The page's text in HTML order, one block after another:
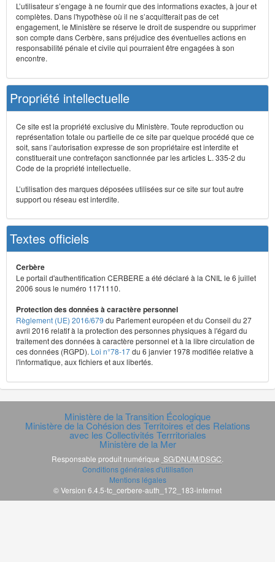
L’utilisateur s’engage à ne fournir que des informations exactes, à jour et
complètes. Dans l'hypothèse où il ne s’acquitterait pas de cet
engagement, le Ministère se réserve le droit de suspendre ou supprimer
son compte dans Cerbère, sans préjudice des éventuelles actions en
responsabilité pénale et civile qui pourraient être engagées à son
encontre.
Propriété intellectuelle
Ce site est la propriété exclusive du Ministère. Toute reproduction ou
représentation totale ou partielle de ce site par quelque procédé que ce
soit, sans l’autorisation expresse de son propriétaire est interdite et
constituerait une contrefaçon sanctionnée par les articles L. 335-2 du
Code de la propriété intellectuelle.
L’utilisation des marques déposées utilisées sur ce site sur tout autre
support ou réseau est interdite.
Textes officiels
Cerbère
Le portail d'authentification CERBERE a été déclaré à la CNIL le 6 juillet
2006 sous le numéro 1171110.
Protection des données à caractère personnel
Règlement (UE) 2016/679 du Parlement européen et du Conseil du 27
avril 2016 relatif à la protection des personnes physiques à l'égard du
traitement des données à caractère personnel et à la libre circulation de
ces données (RGPD). Loi n°78-17du 6 janvier 1978 modifiée relative à
l'informatique, aux fichiers et aux libertés.
Ministère de la Transition Écologique
Ministère de la Cohésion des Territoires et des Relations
avec les Collectivités Terrritoriales
Ministère de la Mer
Responsable produit numérique SG/DNUM/DSGC
Conditions générales d'utilisation
Mentions légales
© Version 6.4.5-tc_cerbere-auth_172_183-internet